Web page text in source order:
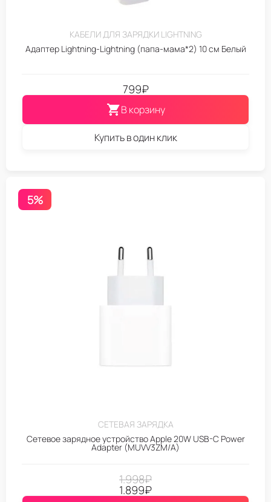
КАБЕЛИ ДЛЯ ЗАРЯДКИ LIGHTNING
Адаптер Lightning-Lightning (папа-мама*2) 10 см Белый
799₽
В корзину
Купить в один клик
5%
СЕТЕВАЯ ЗАРЯДКА
Сетевое зарядное устройство Apple 20W USB-C Power
Adapter (MUVV3ZM/A)
1.998₽
1.899₽